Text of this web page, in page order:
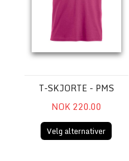
T-SKJORTE - PMS
NOK 220.00
Velg alternativer